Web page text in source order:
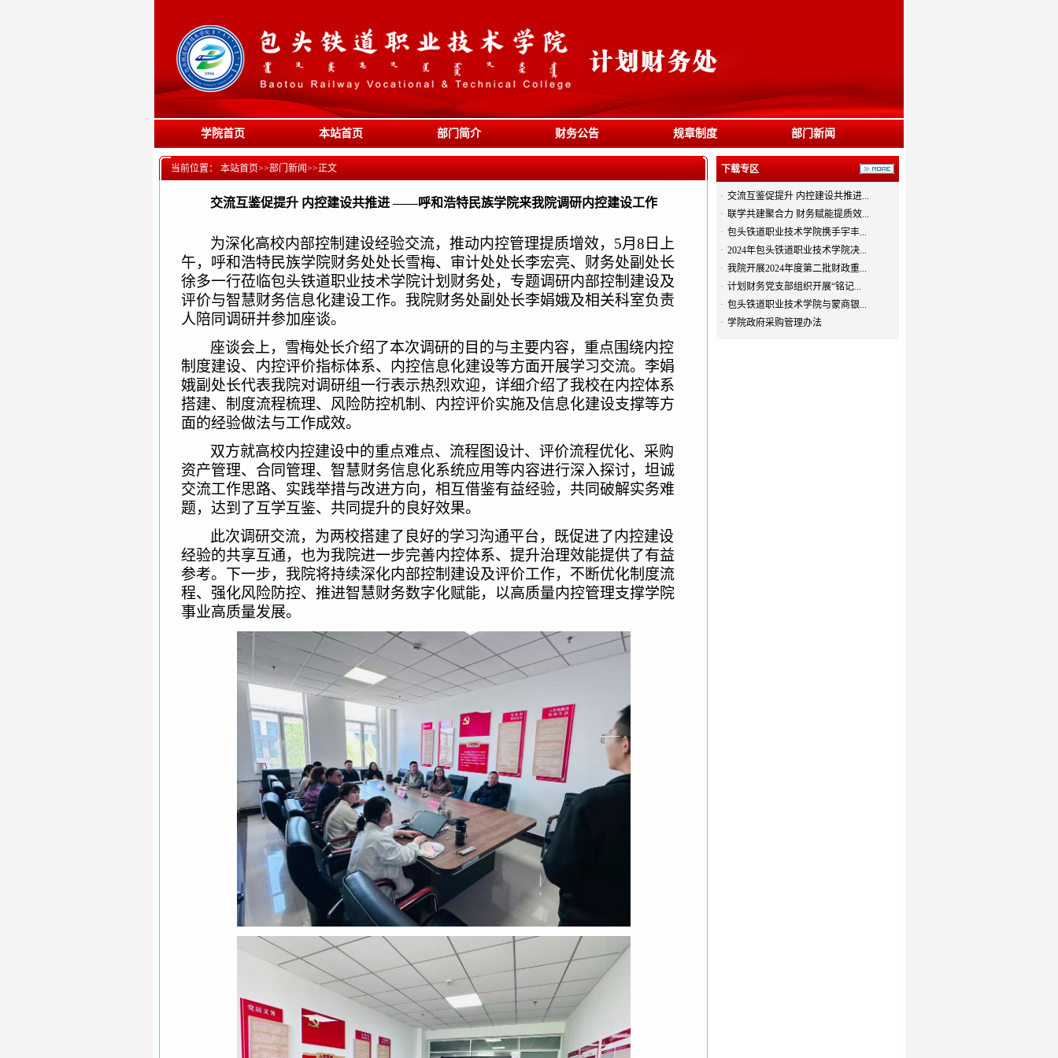
学院首页 本站首页 部门简介 财务公告 规章制度 部门新闻
当前位置： 本站首页>>部门新闻>>正文
交流互鉴促提升 内控建设共推进 ——呼和浩特民族学院来我院调研内控建设工作
为深化高校内部控制建设经验交流，推动内控管理提质增效，5月8日上
午，呼和浩特民族学院财务处处长雪梅、审计处处长李宏亮、财务处副处长
徐多一行莅临包头铁道职业技术学院计划财务处，专题调研内部控制建设及
评价与智慧财务信息化建设工作。我院财务处副处长李娟娥及相关科室负责
人陪同调研并参加座谈。
座谈会上，雪梅处长介绍了本次调研的目的与主要内容，重点围绕内控
制度建设、内控评价指标体系、内控信息化建设等方面开展学习交流。李娟
娥副处长代表我院对调研组一行表示热烈欢迎，详细介绍了我校在内控体系
搭建、制度流程梳理、风险防控机制、内控评价实施及信息化建设支撑等方
面的经验做法与工作成效。
双方就高校内控建设中的重点难点、流程图设计、评价流程优化、采购
资产管理、合同管理、智慧财务信息化系统应用等内容进行深入探讨，坦诚
交流工作思路、实践举措与改进方向，相互借鉴有益经验，共同破解实务难
题，达到了互学互鉴、共同提升的良好效果。
此次调研交流，为两校搭建了良好的学习沟通平台，既促进了内控建设
经验的共享互通，也为我院进一步完善内控体系、提升治理效能提供了有益
参考。下一步，我院将持续深化内部控制建设及评价工作，不断优化制度流
程、强化风险防控、推进智慧财务数字化赋能，以高质量内控管理支撑学院
事业高质量发展。
下载专区
· 交流互鉴促提升 内控建设共推进...
· 联学共建聚合力 财务赋能提质效...
· 包头铁道职业技术学院携手宇丰...
· 2024年包头铁道职业技术学院决...
· 我院开展2024年度第二批财政重...
· 计划财务党支部组织开展“铭记...
· 包头铁道职业技术学院与蒙商银...
· 学院政府采购管理办法